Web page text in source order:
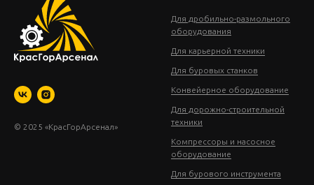
© 2025 «КрасГорАрсенал»
Для дробильно-размольного
оборудования
Для карьерной техники
Для буровых станков
Конвейерное оборудование
Для дорожно-строительной
техники
Компрессоры и насосное
оборудование
Для бурового инструмента